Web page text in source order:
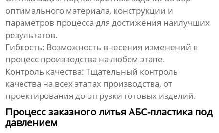
оптимального материала, конструкции и
параметров процесса для достижения наилучших
результатов.
Гибкость: Возможность внесения изменений в
процесс производства на любом этапе.
Контроль качества: Тщательный контроль
качества на всех этапах производства, от
проектирования до отгрузки готовых изделий.
Процесс заказного литья АБС-пластика под
давлением